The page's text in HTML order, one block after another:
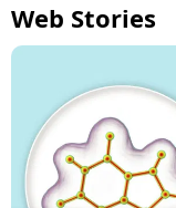
Web Stories